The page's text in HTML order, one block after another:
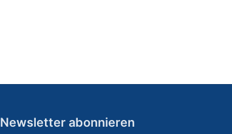
Newsletter abonnieren